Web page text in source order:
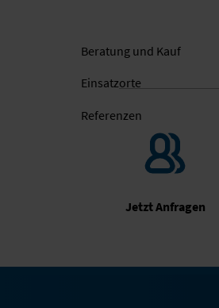
Beratung und Kauf
Einsatz­orte
Referenzen
Jetzt Anfragen